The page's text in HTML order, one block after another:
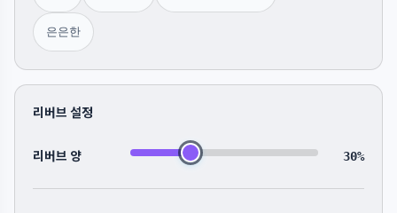
은은한
리버브 설정
리버브 양 30%